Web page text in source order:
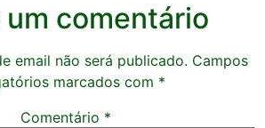
um comentário
email não será publicado. Campos
marcados com *
Comentário *